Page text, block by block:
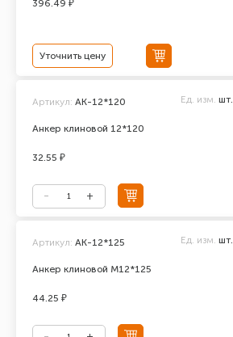
396.49 ₽
Уточнить цену
Анкер клиновой 12*120
Артикул: АК-12*120 Ед. изм. шт.
32.55 ₽
Анкер клиновой М12*125
Артикул: АК-12*125 Ед. изм. шт.
44.25 ₽